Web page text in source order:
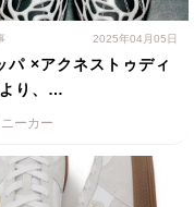
2025年04月05日
パ ×アクネストゥディ
り、…
ーカー